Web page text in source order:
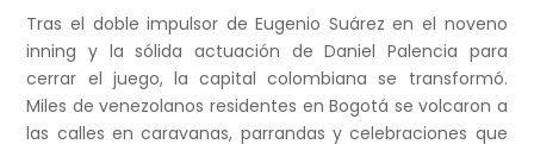
Tras el doble impulsor de Eugenio Suárez en el noveno
inning y la sólida actuación de Daniel Palencia para
cerrar el juego, la capital colombiana se transformó.
Miles de venezolanos residentes en Bogotá se volcaron a
las calles en caravanas, parrandas y celebraciones que